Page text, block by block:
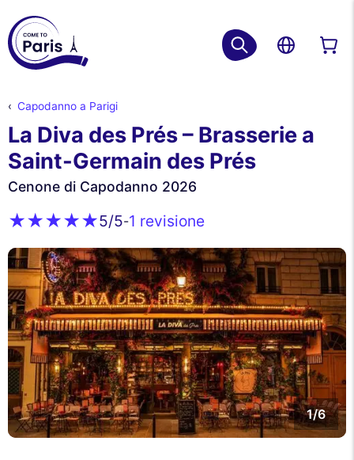
Capodanno a Parigi
La Diva des Prés – Brasserie a
Saint-Germain des Prés
Cenone di Capodanno 2026
5/5-1 revisione
1/6